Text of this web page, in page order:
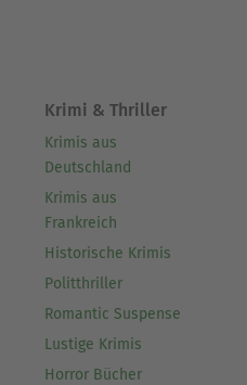
Krimi & Thriller
Krimis aus
Deutschland
Krimis aus
Frankreich
Historische Krimis
Politthriller
Romantic Suspense
Lustige Krimis
Horror Bücher